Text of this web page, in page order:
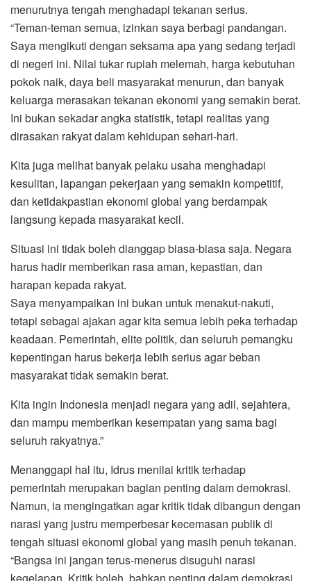
menurutnya tengah menghadapi tekanan serius.
“Teman-teman semua, izinkan saya berbagi pandangan.
Saya mengikuti dengan seksama apa yang sedang terjadi
di negeri ini. Nilai tukar rupiah melemah, harga kebutuhan
pokok naik, daya beli masyarakat menurun, dan banyak
keluarga merasakan tekanan ekonomi yang semakin berat.
Ini bukan sekadar angka statistik, tetapi realitas yang
dirasakan rakyat dalam kehidupan sehari-hari.
Kita juga melihat banyak pelaku usaha menghadapi
kesulitan, lapangan pekerjaan yang semakin kompetitif,
dan ketidakpastian ekonomi global yang berdampak
langsung kepada masyarakat kecil.
Situasi ini tidak boleh dianggap biasa-biasa saja. Negara
harus hadir memberikan rasa aman, kepastian, dan
harapan kepada rakyat.
Saya menyampaikan ini bukan untuk menakut-nakuti,
tetapi sebagai ajakan agar kita semua lebih peka terhadap
keadaan. Pemerintah, elite politik, dan seluruh pemangku
kepentingan harus bekerja lebih serius agar beban
masyarakat tidak semakin berat.
Kita ingin Indonesia menjadi negara yang adil, sejahtera,
dan mampu memberikan kesempatan yang sama bagi
seluruh rakyatnya.”
Menanggapi hal itu, Idrus menilai kritik terhadap
pemerintah merupakan bagian penting dalam demokrasi.
Namun, ia mengingatkan agar kritik tidak dibangun dengan
narasi yang justru memperbesar kecemasan publik di
tengah situasi ekonomi global yang masih penuh tekanan.
“Bangsa ini jangan terus-menerus disuguhi narasi